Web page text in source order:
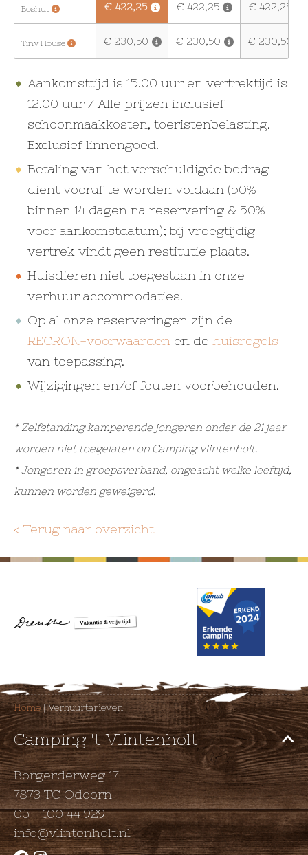
Boshut
Tiny House
€ 422,25 € 422,25 € 422,25
€ 230,50 € 230,50 € 230,50
Aankomsttijd is 15.00 uur en vertrektijd is
12.00 uur / Alle prijzen inclusief
schoonmaakkosten, toeristenbelasting.
Exclusief linnengoed.
Betaling van het verschuldigde bedrag
dient vooraf te worden voldaan (50%
binnen 14 dagen na reservering & 50%
voor aankomstdatum); bij vroegtijdig
vertrek vindt geen restitutie plaats.
Huisdieren niet toegestaan in onze
verhuur accommodaties.
Op al onze reserveringen zijn de
RECRON-voorwaarden en de huisregels
van toepassing.
Wijzigingen en/of fouten voorbehouden.
* Zelfstanding kamperende jongeren onder de 21 jaar
worden niet toegelaten op Camping vlintenholt.
* Jongeren in groepsverband, ongeacht welke leeftijd,
kunnen worden geweigerd.
< Terug naar overzicht
Home|Verhuurtarieven
Camping 't Vlintenholt
Borgerderweg 17
7873 TC Odoorn
06 - 100 44 929
info@vlintenholt.nl